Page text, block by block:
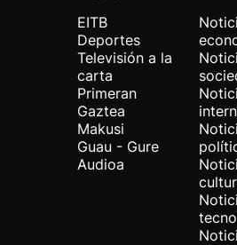
EITB
Deportes
Televisión a la
carta
Primeran
Gaztea
Makusi
Guau - Gure
Audioa